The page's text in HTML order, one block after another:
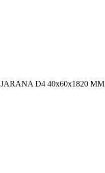
D4 40x60x1820 MM